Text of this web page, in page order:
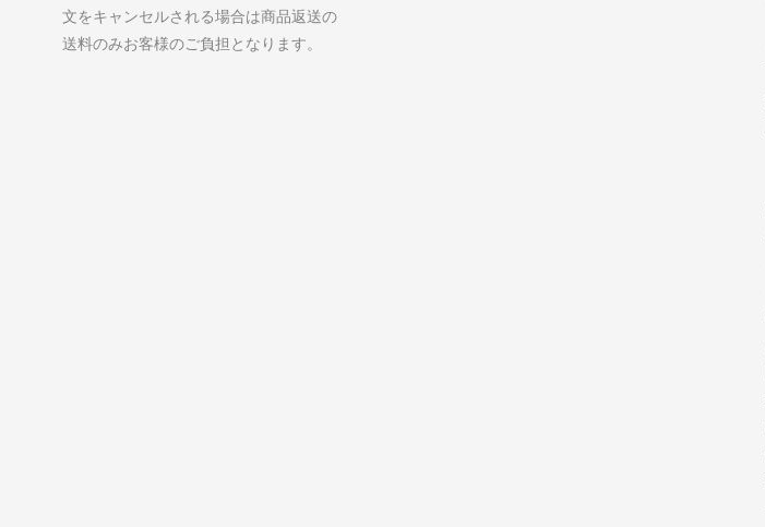
文をキャンセルされる場合は商品返送の
送料のみお客様のご負担となります。